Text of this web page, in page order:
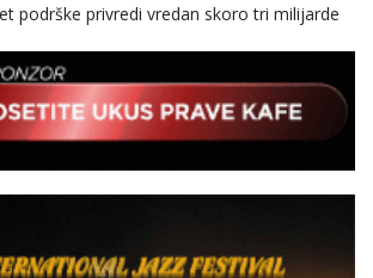
podrške privredi vredan skoro tri milijarde